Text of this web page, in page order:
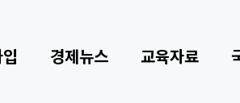
경제뉴스 교육자료